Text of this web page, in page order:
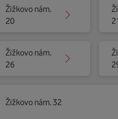
Žižkovo nám.
20
Žižkovo nám.
26
Žižkovo nám. 32